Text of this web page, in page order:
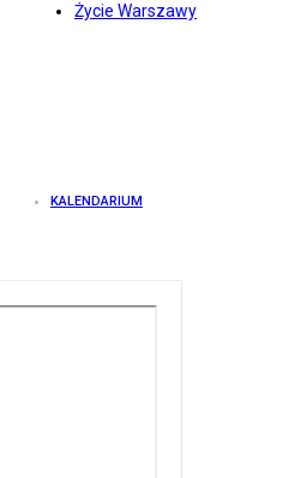
Życie Warszawy
KALENDARIUM